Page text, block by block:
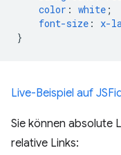
color : white ;
font-size : x-
}
Live-Beispiel auf
Sie können absolute
relative Links: